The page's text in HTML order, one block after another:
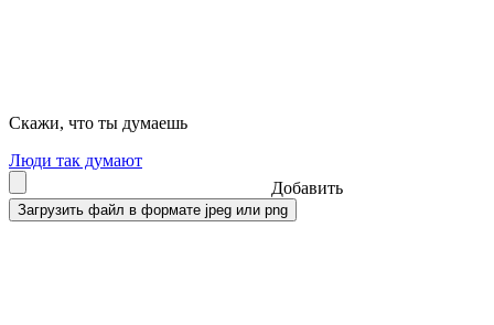
Скажи, что ты думаешь
Люди так думают
Добавить